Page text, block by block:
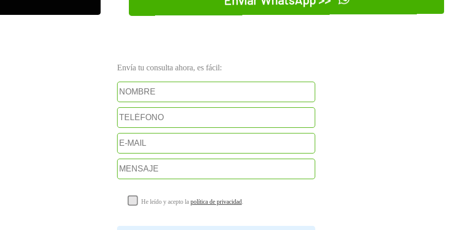
Envía tu consulta ahora, es fácil:
He leído y acepto la política de privacidad.